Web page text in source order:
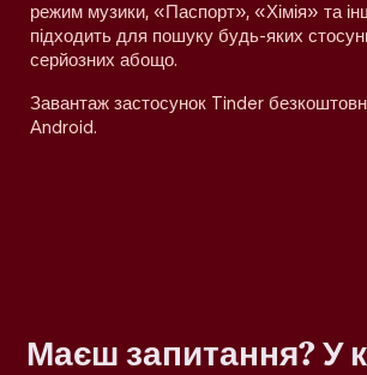
режим музики, «Паспорт», «Хімія» та
підходить для пошуку будь-яких
серйозних абощо.
Завантаж застосунок Tinder
Android.
Маєш запитання? У